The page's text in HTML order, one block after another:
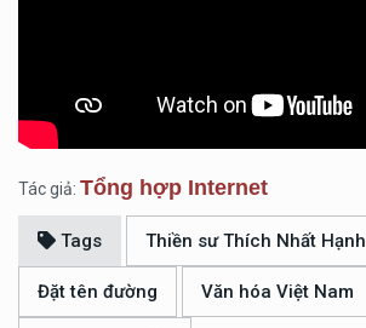
Tác giả: Tổng hợp Internet
Tags Thiền sư Thích Nhất Hạnh
Đặt tên đường Văn hóa Việt Nam